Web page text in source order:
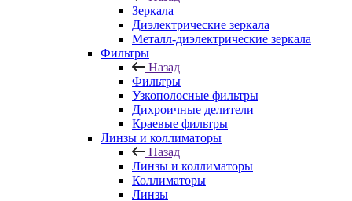
Зеркала
Диэлектрические зеркала
Металл-диэлектрические зеркала
Фильтры
Назад
Фильтры
Узкополосные фильтры
Дихроичные делители
Краевые фильтры
Линзы и коллиматоры
Назад
Линзы и коллиматоры
Коллиматоры
Линзы